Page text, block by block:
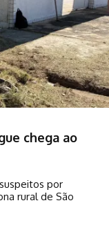
chega ao
por
rural de São